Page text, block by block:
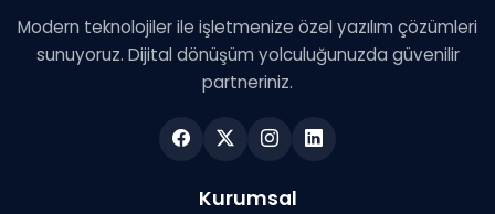
Modern teknolojiler ile işletmenize özel yazılım çözümleri
sunuyoruz. Dijital dönüşüm yolculuğunuzda güvenilir
partneriniz.
Kurumsal